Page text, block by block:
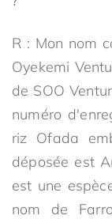
R : Mon nom
Oyekemi
de SOO
numéro
riz Ofada
déposée est
est une
nom de